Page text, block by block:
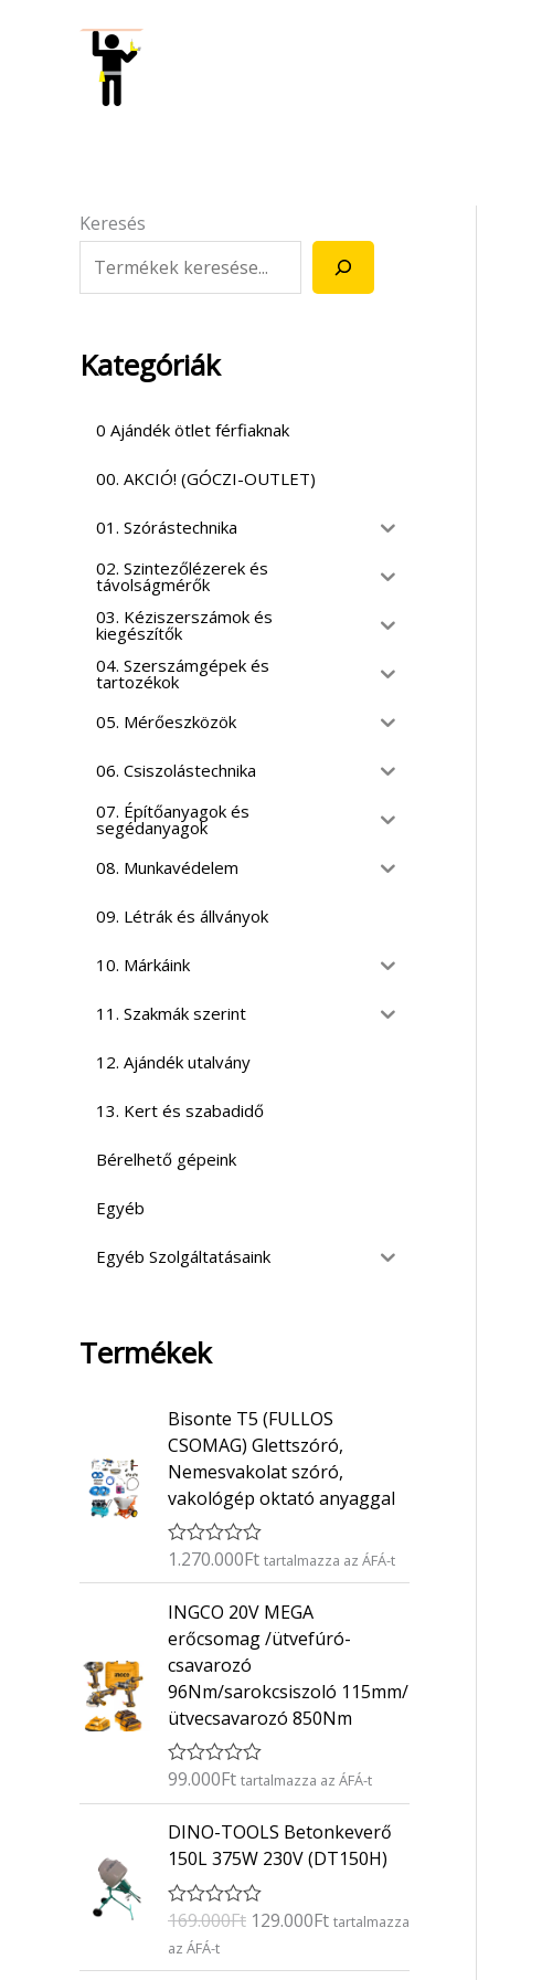
Keresés
Kategóriák
0 Ajándék ötlet férfiaknak
00. AKCIÓ! (GÓCZI-OUTLET)
01. Szórástechnika
02. Szintezőlézerek és
távolságmérők
03. Kéziszerszámok és
kiegészítők
04. Szerszámgépek és
tartozékok
05. Mérőeszközök
06. Csiszolástechnika
07. Építőanyagok és
segédanyagok
08. Munkavédelem
09. Létrák és állványok
10. Márkáink
11. Szakmák szerint
12. Ajándék utalvány
13. Kert és szabadidő
Bérelhető gépeink
Egyéb
Egyéb Szolgáltatásaink
Termékek
Bisonte T5 (FULLOS
CSOMAG) Glettszóró,
Nemesvakolat szóró,
vakológép oktató anyaggal
É
é
e
l
é
s
:
/
5
1.270.000Ft tartalmazza az ÁFÁ-t
INGCO 20V MEGA
erőcsomag /ütvefúró-
csavarozó
96Nm/sarokcsiszoló 115mm/
ütvecsavarozó 850Nm
É
é
k
e
é
s
0
/
99.000Ft tartalmazza az ÁFÁ-t
DINO-TOOLS Betonkeverő
150L 375W 230V (DT150H)
É
t
é
169.000Ft
O
r
g
129.000Ft
C
u
etartalmazza
az ÁFÁ-t